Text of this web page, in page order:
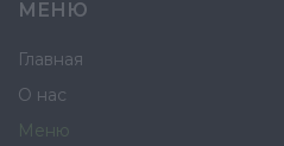
МЕНЮ
Главная
О нас
Меню